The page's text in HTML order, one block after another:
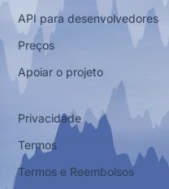
API para desenvolvedores
Preços
Apoiar o projeto
Privacidade
Termos
Termos e Reembolsos